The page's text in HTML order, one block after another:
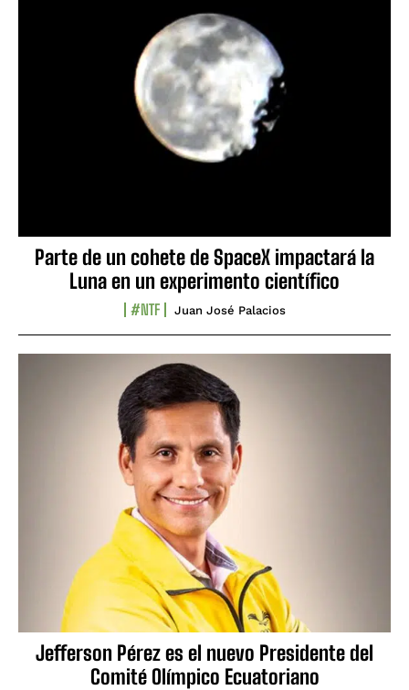
Parte de un cohete de SpaceX impactará la
Luna en un experimento científico
#NTF Juan José Palacios
Jefferson Pérez es el nuevo Presidente del
Comité Olímpico Ecuatoriano